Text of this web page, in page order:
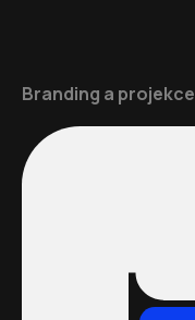
Branding a projekce